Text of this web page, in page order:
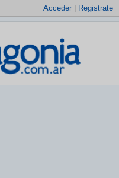
Acceder Registrate